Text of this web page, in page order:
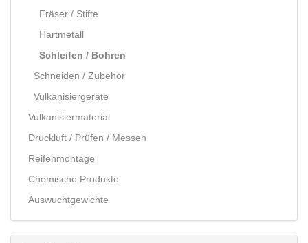
Fräser / Stifte
Hartmetall
Schleifen / Bohren
Schneiden / Zubehör
Vulkanisiergeräte
Vulkanisiermaterial
Druckluft / Prüfen / Messen
Reifenmontage
Chemische Produkte
Auswuchtgewichte